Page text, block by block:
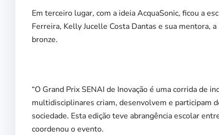
Em terceiro lugar, com a ideia AcquaSonic, ficou a
Ferreira, Kelly Jucelle Costa Dantas e sua mentora,
bronze.
“O Grand Prix SENAI de Inovação é uma corrida de
multidisciplinares criam, desenvolvem e participam
sociedade. Esta edição teve abrangência escolar
coordenou o evento.